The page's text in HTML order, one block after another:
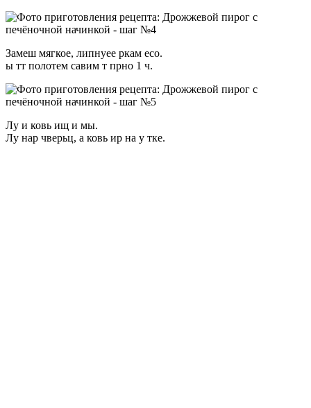
Замеш мягкое, липнуее ркам есо.
ы тт полотем савим т прно 1 ч.
Лу и ковь ищ и мы.
Лу нар чверьц, а ковь ир на у тке.